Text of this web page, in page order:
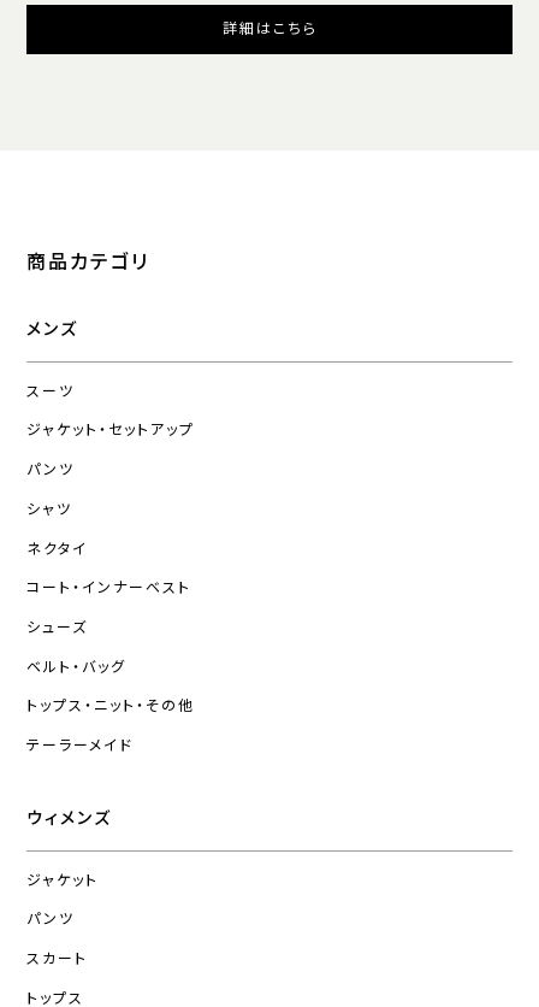
詳細はこちら
商品カテゴリ
メンズ
スーツ
ジャケット・セットアップ
パンツ
シャツ
ネクタイ
コート・インナーベスト
シューズ
ベルト・バッグ
トップス・ニット・その他
テーラーメイド
ウィメンズ
ジャケット
パンツ
スカート
トップス